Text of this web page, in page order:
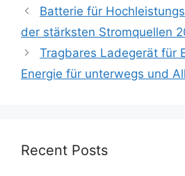
Batterie für
der stärksten Stromquellen
Tragbares Ladegerät für
Energie für unterwegs und
Recent Posts